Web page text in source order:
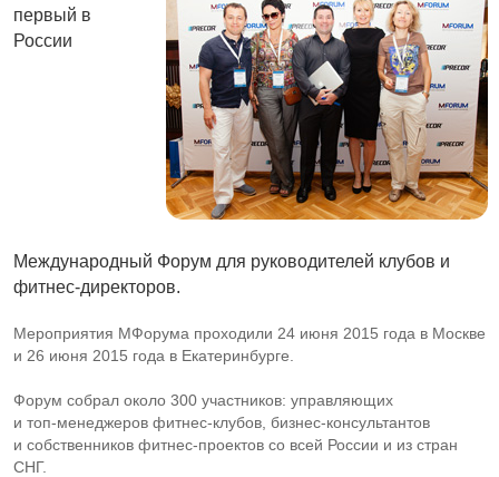
первый в
России
Международный Форум для руководителей клубов и
фитнес-директоров.
Мероприятия МФорума проходили 24 июня 2015 года в Москве
и 26 июня 2015 года в Екатеринбурге.
Форум собрал около 300 участников: управляющих
и топ-менеджеров фитнес-клубов бизнес-консультантов
и собственников фитнес-проектов со всей России и из стран
СНГ.